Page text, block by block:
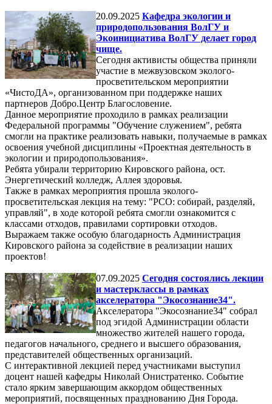
20.09.2025 Кафедра экологии и
природопользования ВолГУ и
Экоинициатива ВолГУ делает город
чище.
Сегодня активисты общества приняли
участие в межвузовском эколого-
просветительском мероприятии
«ЧистоДА», организованном при поддержке наших
партнеров Добро.Центр Благословение.
Данное мероприятие проходило в рамках реализации
Федеральной программы "Обучение служением", ребята
смогли на практике реализовать навыки, получаемые в рамках
освоения учебной дисциплины «Проектная деятельность в
экологии и природопользования».
Ребята убирали территорию Кировского района, ост.
Энергетический колледж, Аллея здоровья.
Также в рамках мероприятия прошла эколого-
просветительская лекция на тему: "РСО: собирай, разделяй,
управляй", в ходе которой ребята смогли ознакомится с
классами отходов, правилами сортировки отходов.
Выражаем также особую благодарность Администрация
Кировского района за содействие в реализации наших
проектов!
07.09.2025 Сегодня состоялись лекции
и мастерклассы в рамках
акселератора "Экосознание34".
Акселератора "Экосознание34" собрал
под эгидой Администрации области
множество жителей нашего города,
педагогов начального, среднего и высшего образования,
представителей общественных организаций.
С интерактивной лекцией перед участниками выступил
доцент нашей кафедры Николай Онистратенко. Событие
стало ярким завершающим аккордом общественных
мероприятий, посвященных празднованию Дня Города.